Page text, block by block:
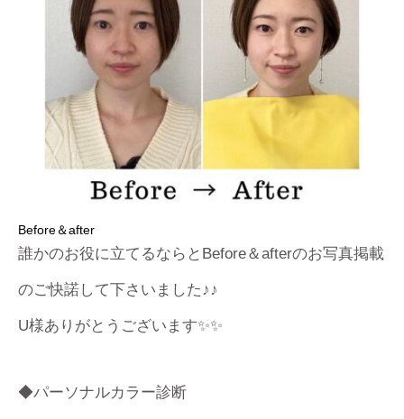
Before＆after
誰かのお役に立てるならとBefore＆afterのお写真掲載
のご快諾して下さいました♪♪
U様ありがとうございます✨✨
◆パーソナルカラー診断